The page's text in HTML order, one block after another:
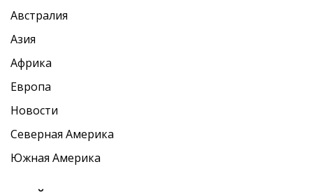
Австралия
Азия
Африка
Европа
Новости
Северная Америка
Южная Америка